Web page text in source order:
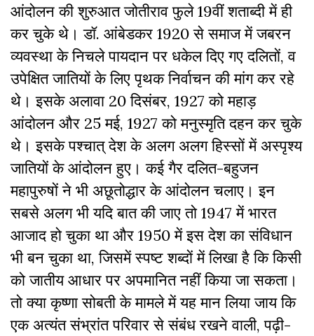
आंदोलन की शुरुआत जोतीराव फुले 19वीं शताब्दी में ही
कर चुके थे। डॉ. आंबेडकर 1920 से समाज में जबरन
व्यवस्था के निचले पायदान पर धकेल दिए गए दलितों, व
उपेक्षित जातियों के लिए पृथक निर्वाचन की मांग कर रहे
थे। इसके अलावा 20 दिसंबर, 1927 को महाड़
आंदोलन और 25 मई, 1927 को मनुस्मृति दहन कर चुके
थे। इसके पश्चात् देश के अलग अलग हिस्सों में अस्पृश्य
जातियों के आंदोलन हुए। कईगैर दलित-बहुजन
महापुरुषों ने भी अछूतोद्धार के आंदोलन चलाए। इन
सबसे अलग भी यदि बात की जाए तो 1947 में भारत
आजाद हो चुका था और 1950 में इस देश का संविधान
भी बन चुका था, जिसमें स्पष्ट शब्दों में लिखा है कि किसी
को जातीय आधार पर अपमानित नहीं किया जा सकता।
तो क्या कृष्णा सोबती के मामले में यह मान लिया जाय कि
एक अत्यंत संभ्रांत परिवार से संबंध रखने वाली, पढ़ी-